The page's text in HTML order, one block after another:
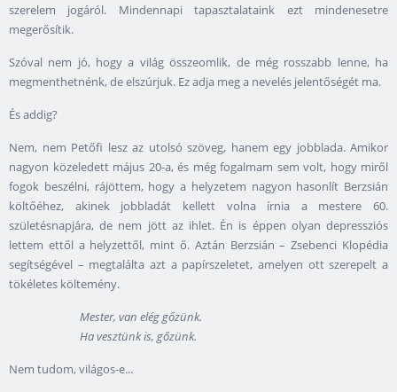
szerelem jogáról. Mindennapi tapasztalataink ezt mindenesetre
megerősítik.
Szóval nem jó, hogy a világ összeomlik, de még rosszabb lenne, ha
megmenthetnénk, de elszúrjuk. Ez adja meg a nevelés jelentőségét ma.
És addig?
Nem, nem Petőfi lesz az utolsó szöveg, hanem egy jobblada. Amikor
nagyon közeledett május 20-a, és még fogalmam sem volt, hogy miről
fogok beszélni, rájöttem, hogy a helyzetem nagyon hasonlít Berzsián
költőéhez, akinek jobbladát kellett volna írnia a mestere 60.
születésnapjára, de nem jött az ihlet. Én is éppen olyan depressziós
lettem ettől a helyzettől, mint ő. Aztán Berzsián – Zsebenci Klopédia
segítségével – megtalálta azt a papírszeletet, amelyen ott szerepelt a
tökéletes költemény.
Mester, van elég gőzünk.
Ha vesztünk is, gőzünk.
Nem tudom, világos-e...